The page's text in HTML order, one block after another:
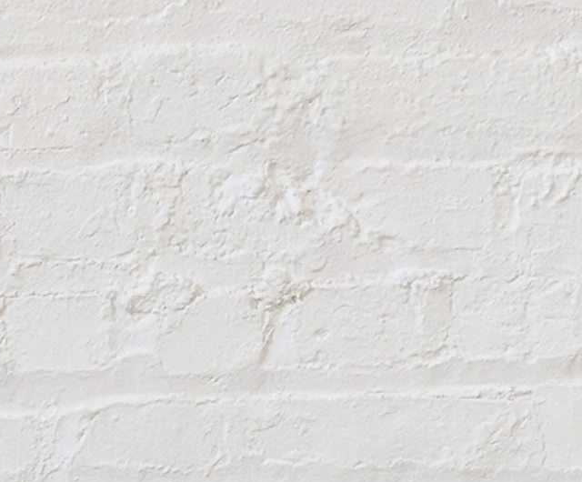
Максимальная глубина реза: 34 мм.
самых распространенных угроз безопасности;
Безуглеродный двигатель - срок службы увеличен в
три раза (нет коллектора, который может быть
поврежден, и нет необходимости менять уголь);
Дисковый тормоз и автоматическое отключение
обеспечивают дополнительную безопасность;
Благодаря небольшому и сбалансированному весу
инструмент универсален и менее утомителен для
работы в любом рабочем положении;
Более высокая производительность и емкость
аккумулятора, чем у других угловых шлифовальных
машин с аккумулятором;
Отделка;
Демонтаж;
Резка и шлифовка стали и других материалов;
Для полировки и удаления заусенцев с металла;
Для резки и шлифования различных минеральных